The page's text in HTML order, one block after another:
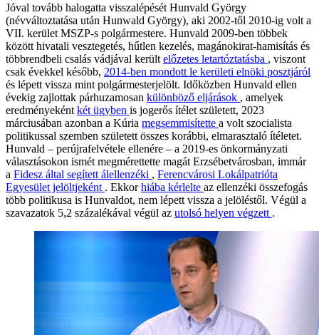
Jóval tovább halogatta visszalépését Hunvald György
(névváltoztatása után Hunwald György), aki 2002-től 2010-ig volt a
VII. kerület MSZP-s polgármestere. Hunvald 2009-ben többek
között hivatali vesztegetés, hűtlen kezelés, magánokirat-hamisítás és
többrendbeli csalás vádjával került előzetes letartóztatásba , viszont
csak évekkel később, 2014-ben mondott le kerületi elnöki posztjáról
és lépett vissza mint polgármesterjelölt. Időközben Hunvald ellen
évekig zajlottak párhuzamosan különböző eljárások , amelyek
eredményeként két ügyben is jogerős ítélet született, 2023
márciusában azonban a Kúria megsemmisítette a volt szocialista
politikussal szemben született összes korábbi, elmarasztaló ítéletet.
Hunvald – perújrafelvétele ellenére – a 2019-es önkormányzati
választásokon ismét megmérettette magát Erzsébetvárosban, immár
a Fidesz által segített álellenzéki , Ferencvárosi Lokálpatrióta
Egyesület jelöltjeként . Ekkorhiába kérlelte az ellenzéki összefogás
több politikusa is Hunvaldot, nem lépett vissza a jelöléstől. Végül a
szavazatok 5,2 százalékával végül az utolsó helyen végzett .